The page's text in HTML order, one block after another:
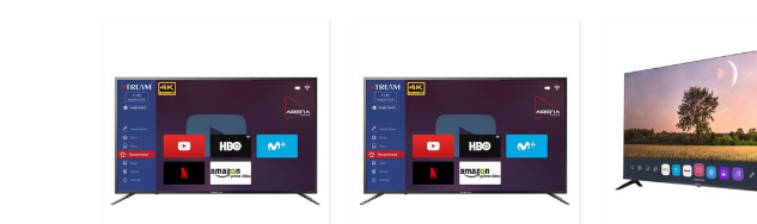
Prix: 75000
Définition:UHD TV
View Details →
Prix: 75000
Définition:UHD TV
View Details →
Marque:LG
75000
Définition:UHD TV
View Details →